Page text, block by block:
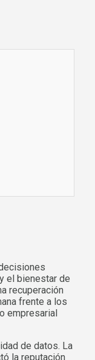
el bienestar de
recuperación
frente a los
empresarial
de datos. La
la reputación